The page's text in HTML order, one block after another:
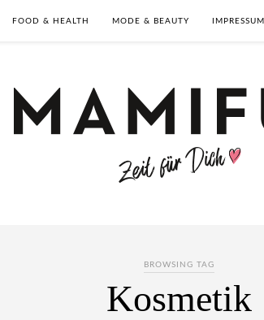
FOOD & HEALTH MODE & BEAUTY IMPRESSUM
BROWSING TAG
Kosmetik